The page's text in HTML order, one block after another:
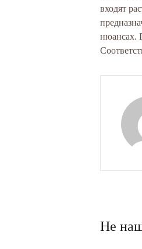
входят
нюансах.
Не